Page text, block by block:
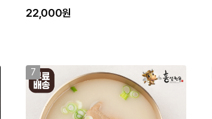
22,000원
7